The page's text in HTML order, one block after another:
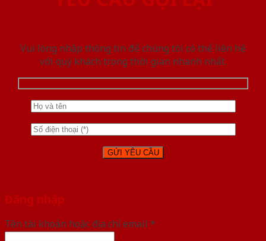
Vui lòng nhập thông tin để chúng tôi có thể liên hệ
với quý khách trong thời gian nhanh nhất.
Đăng nhập
Tên tài khoản hoặc địa chỉ email *